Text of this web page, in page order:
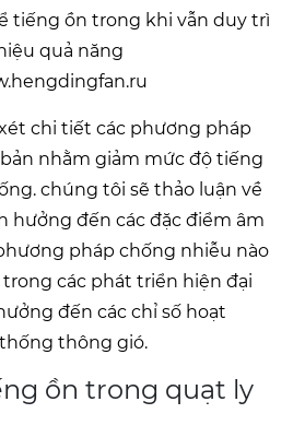
tiếng ồn trong khi vẫn duy trì
quả năng
chi tiết các phương pháp
nhằm giảm mức độ tiếng
chúng tôi sẽ thảo luận về
hưởng đến các đặc điểm âm
pháp chống nhiễu nào
các phát triển hiện đại
đến các chỉ số hoạt
thông gió.
ồn trong quạt ly